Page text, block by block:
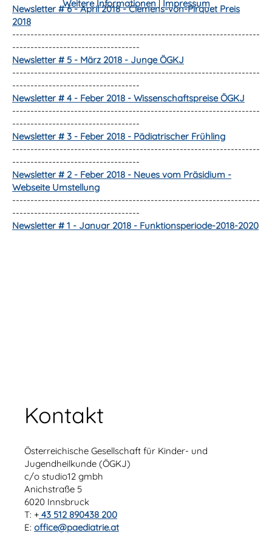
Newsletter # 6 - April 2018 - Clemens-von-Pirquet Preis
2018
--------------------------------------------------------------------
-----------------------------------
Newsletter # 5 - März 2018 - Junge ÖGKJ
--------------------------------------------------------------------
-----------------------------------
Newsletter # 4 - Feber 2018 - Wissenschaftspreise ÖGKJ
--------------------------------------------------------------------
-----------------------------------
Newsletter # 3 - Feber 2018 - Pädiatrischer Frühling
--------------------------------------------------------------------
-----------------------------------
Newsletter # 2 - Feber 2018 - Neues vom Präsidium -
Webseite Umstellung
--------------------------------------------------------------------
-----------------------------------
Newsletter # 1 - Januar 2018 - Funktionsperiode-2018-2020
Kontakt
Österreichische Gesellschaft für Kinder- und
Jugendheilkunde (ÖGKJ)
c/o studio12 gmbh
Anichstraße 5
6020 Innsbruck
T: + 43 512 890438 200
E: office@paediatrie.at
Weitere Informationen| Impressum